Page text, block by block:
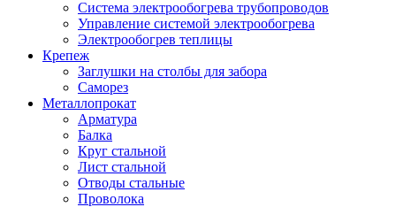
Система электрообогрева трубопроводов
Управление системой электрообогрева
Электрообогрев теплицы
Крепеж
Заглушки на столбы для забора
Саморез
Металлопрокат
Арматура
Балка
Круг стальной
Лист стальной
Отводы стальные
Проволока